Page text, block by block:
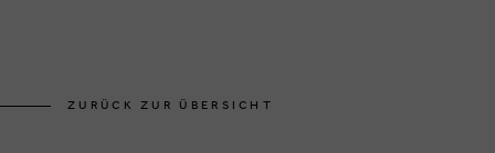
ZURÜCK ZUR ÜBERSICHT